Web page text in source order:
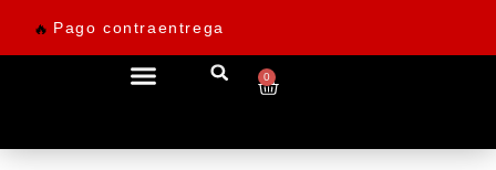
🔥 Pago contraentrega
0